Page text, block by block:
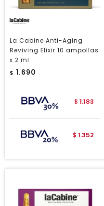
La Cabine Anti-Aging
Reviving Elixir 10 ampollas
x 2 ml
$ 1.690
$ 1.183
$ 1.352